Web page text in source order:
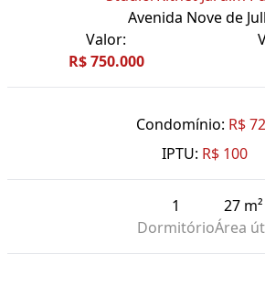
Avenida Nove de
Valor:
R$ 750.000
Condomínio: R$
IPTU: R$ 100
1
Dormitório
27 m²
Área